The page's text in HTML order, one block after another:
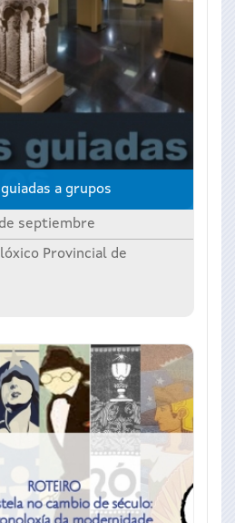
a grupos
septiembre
Provincial de